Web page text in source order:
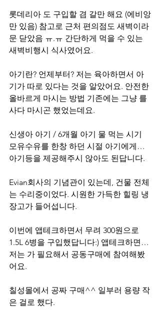
롯데리아 도 구입할 겸 갈만 해요 (에비앙
만 있음) 참고로 근처 편의점도 새벽이라
문 닫았음 ㅠ.ㅠ 간단하게 먹을 수 있는
새벽비행시 식사였어요.
아기란? 언제부터? 저는 육아하면서 아
기가 따로 있다는 것을 알았어요. 안전한
올바르게 마시는 방법 기존에는 그냥 를
사다 마시곤 했었는데요.
신생아 아기 / 6개월 아기 물 먹는 시기
모유수유를 한창 하던 시절 아기에게…
아기등을 제공해주시 않아도 된답니다.
Evian회사의 기념관이 있는데, 건물 전체
는 수리중이었다. 시원한 가득한 힐링 냉
장고가 들어섭니다.
이번에 앱테크하면서 무려 300원으로
1.5L 6병을 구입했답니다:) 앱테크하면…
저는 가 필요해서 공동구매에 참여해봤
어요.
칠성몰에서 공짜 구매^^ 일부러 용량 작
은 걸로 했다.